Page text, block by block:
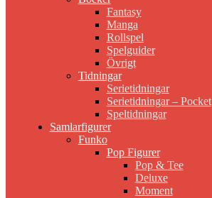
Fantasy
Manga
Rollspel
Spelguider
Övrigt
Tidningar
Serietidningar
Serietidningar – Pocket
Speltidningar
Samlarfigurer
Funko
Pop Figurer
Pop & Tee
Deluxe
Moment